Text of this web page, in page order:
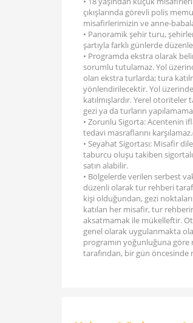
çıkışlarında görevli polis
misafirlerimizin ve anne-
• Panoramik şehir turu,
şartıyla farklı günlerde
• Programda ekstra olarak
sorumlu tutulamaz. Yol
olan ekstra turlarda; tura
yönlendirilecektir. Yol
katılmışlardır. Yerel
gezi ya da turların
• Zorunlu Sigorta: Acentenin
tedavi masraflarını
• Seyahat Sigortası: Misafir
taburcu oluşu takiben
satın alabilir.
• Bölgelerde verilen serbest
düzenli olarak tur rehberi
kişi olduğundan, gezi
katılan her misafir, tur
aksatmamak ile mükelleftir.
genel olarak uygulanmakta
programın yoğunluğuna
tarafından, bir gün